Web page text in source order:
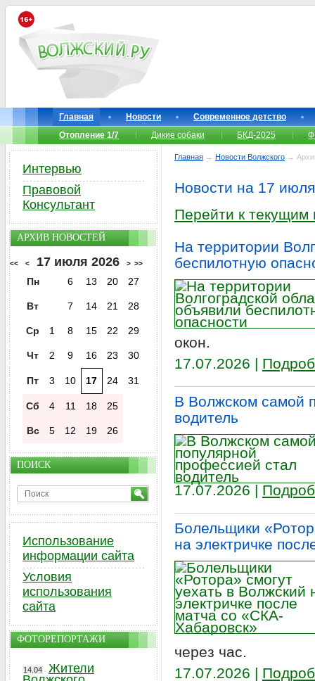
Главная Новости
Современное детство
Отопление 1/7
Дикие собаки БКД-2025
Главная → Новости Волжского →
Новости на 17
Перейти к текущим
На территории
беспилотную
окон.
17.07.2026 |
В Волжском самой
водитель
17.07.2026 |
Болельщики
на электричке
через час.
17.07.2026 |
Интервью
Правовой
Консультант
АРХИВ НОВОСТЕЙ
<< < 17 июля 2026 > >>
Пн 6 13 20 27
Вт 7 14 21 28
Ср 1 8 15 22 29
Чт 2 9 16 23 30
Пт 3 10 17 24 31
Сб 4 11 18 25
Вс 5 12 19 26
ПОИСК
Использование
информации сайта
Условия
использования
сайта
ФОТОРЕПОРТАЖИ
14.04
Жители